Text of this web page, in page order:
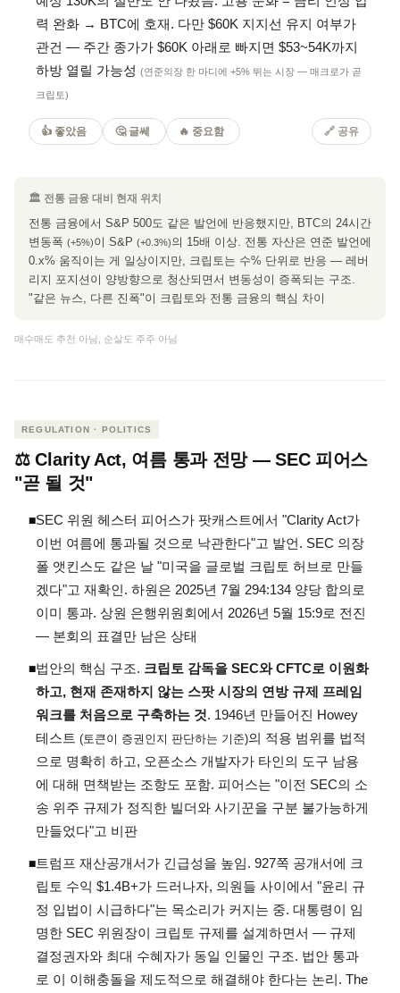
력 완화 → BTC에 호재. 다만 $60K 지지선 유지 여부가
관건 — 주간 종가가 $60K 아래로 빠지면 $53~54K까지
하방 열릴 가능성 (연준의장 한 마디에 +5% 뛰는 시장 — 매크로가 곧
크립토)
👍 좋았음 🤔 글쎄 🔥 중요함 🔗 공유
🏛 전통 금융 대비 현재 위치
전통 금융에서 S&P 500도 같은 발언에 반응했지만, BTC의 24시간
변동폭 (+5%)이 S&P (+0.3%)의 15배 이상. 전통 자산은 연준 발언에
0.x% 움직이는 게 일상이지만, 크립토는 수% 단위로 반응 — 레버
리지 포지션이 양방향으로 청산되면서 변동성이 증폭되는 구조.
"같은 뉴스, 다른 진폭"이 크립토와 전통 금융의 핵심 차이
매수매도 추천 아님, 순살도 주주 아님
REGULATION · POLITICS
⚖️ Clarity Act, 여름 통과 전망 — SEC 피어스
"곧 될 것"
◾SEC 위원 헤스터 피어스가 팟캐스트에서 "Clarity Act가
이번 여름에 통과될 것으로 낙관한다"고 발언. SEC 의장
폴 앳킨스도 같은 날 "미국을 글로벌 크립토 허브로 만들
겠다"고 재확인. 하원은 2025년 7월 294:134 양당 합의로
이미 통과. 상원 은행위원회에서 2026년 5월 15:9로 전진
— 본회의 표결만 남은 상태
◾법안의 핵심 구조. 크립토 감독을 SEC와 CFTC로 이원화
하고, 현재 존재하지 않는 스팟 시장의 연방 규제 프레임
워크를 처음으로 구축하는 것. 1946년 만들어진 Howey
테스트 (토큰이 증권인지 판단하는 기준)의 적용 범위를 법적
으로 명확히 하고, 오픈소스 개발자가 타인의 도구 남용
에 대해 면책받는 조항도 포함. 피어스는 "이전 SEC의 소
송 위주 규제가 정직한 빌더와 사기꾼을 구분 불가능하게
만들었다"고 비판
◾트럼프 재산공개서가 긴급성을 높임. 927쪽 공개서에 크
립토 수익 $1.4B+가 드러나자, 의원들 사이에서 "윤리 규
정 입법이 시급하다"는 목소리가 커지는 중. 대통령이 임
명한 SEC 위원장이 크립토 규제를 설계하면서 — 규제
결정권자와 최대 수혜자가 동일 인물인 구조. 법안 통과
로 이 이해충돌을 제도적으로 해결해야 한다는 논리. The